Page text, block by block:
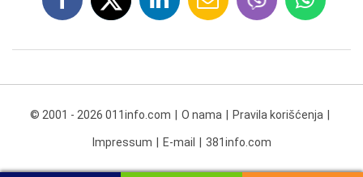
© 2001 - 2026 011info.com O nama Pravila korišćenja
Impressum E-mail 381info.com